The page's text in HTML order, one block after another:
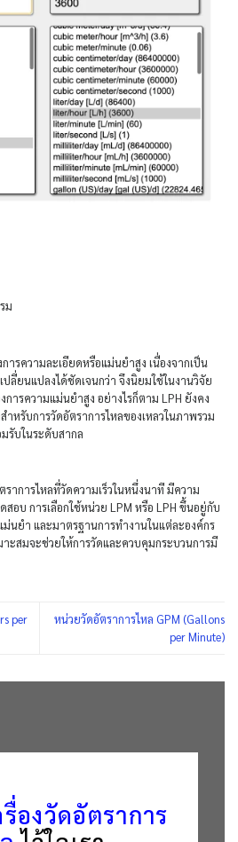
ม
ารความละเอียดหรือแม่นยำสูง เนื่องจากเป็น
ปลี่ยนแปลงได้ชัดเจนกว่า จึงนิยมใช้ในงานวิจัย
ารความแม่นยำสูง อย่างไรก็ตาม LPH ยังคง
หรับการวัดอัตราการไหลของเหลวในภาพรวม
รับในระดับสากล
ราการไหลที่วัดความเร็วในหนึ่งนาที มีความ
สอบ การเลือกใช้หน่วย LPM หรือ LPH ขึ้นอยู่กับ
นยำ และมาตรฐานการทำงานในแต่ละองค์กร
าะสมจะช่วยให้การวัดและควบคุมกระบวนการมี
per
หน่วยวัดอัตราการไหล GPM (Gallons
per Minute)
รื่องวัดอัตราการ